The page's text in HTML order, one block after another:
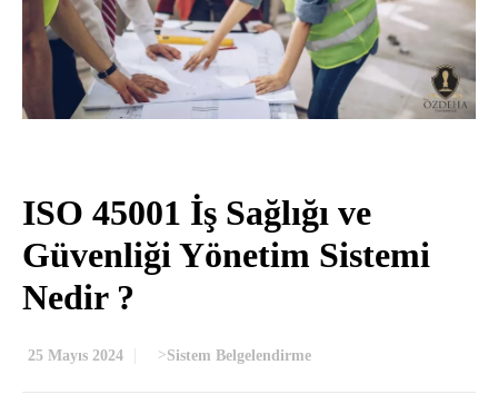
ISO 45001 İş Sağlığı ve
Güvenliği Yönetim Sistemi
Nedir ?
25 Mayıs 2024 >Sistem Belgelendirme